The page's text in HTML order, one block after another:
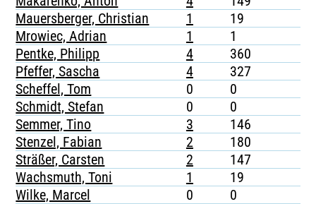
Mauersberger, Christian
1 19
Mrowiec, Adrian
1 1
Pentke, Philipp
4 360
Pfeffer, Sascha
4 327
Scheffel, Tom
0 0
Schmidt, Stefan
0 0
Semmer, Tino
3 146
Stenzel, Fabian
2 180
Sträßer, Carsten
2 147
Wachsmuth, Toni
1 19
Wilke, Marcel
0 0